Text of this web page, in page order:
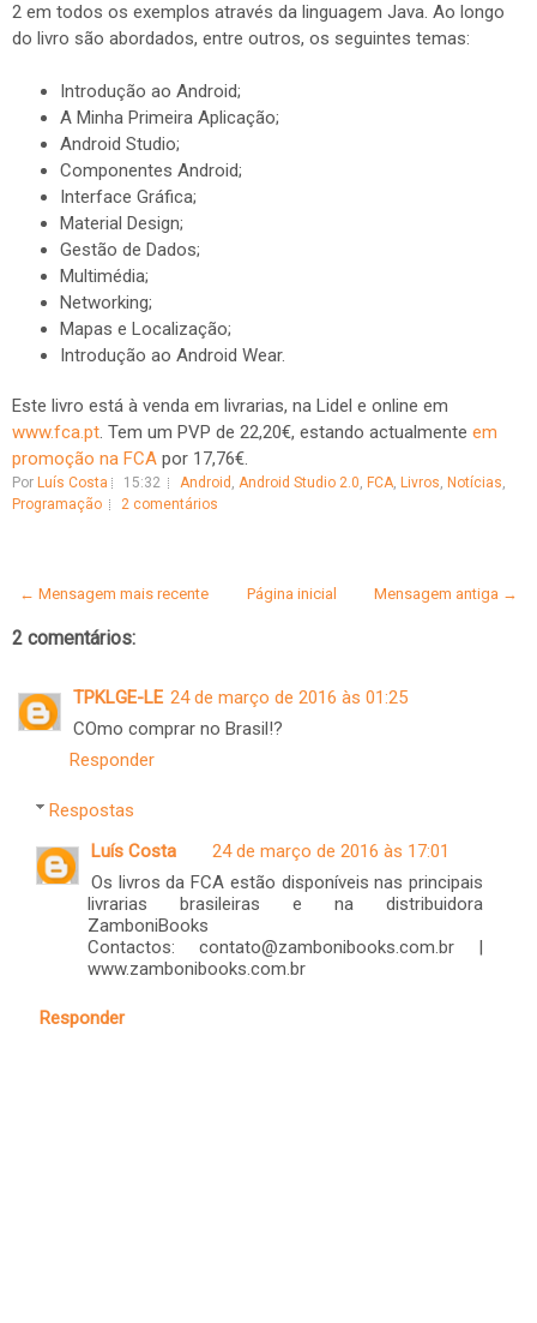
2 em todos os exemplos através da linguagem Java. Ao longo
do livro são abordados, entre outros, os seguintes temas:
Introdução ao Android;
A Minha Primeira Aplicação;
Android Studio;
Componentes Android;
Interface Gráfica;
Material Design;
Gestão de Dados;
Multimédia;
Networking;
Mapas e Localização;
Introdução ao Android Wear.
Este livro está à venda em livrarias, na Lidel e online em
www.fca.pt. Tem um PVP de 22,20€, estando actualmente em
promoção na FCA por 17,76€.
Por Luís Costa 15:32 Android , Android Studio 2.0, FCA, Livros, Notícias,
Programação
2 comentários
← Mensagem mais recente Mensagem antiga →
Página inicial
2 comentários:
TPKLGE-LE 24 de março de 2016 às 01:25
COmo comprar no Brasil!?
Responder
Respostas
Luís Costa
24 de março de 2016 às 17:01
Os livros da FCA estão disponíveis nas principais
livrarias brasileiras e na distribuidora
ZamboniBooks
Contactos: contato@zambonibooks.com.br |
www.zambonibooks.com.br
Responder